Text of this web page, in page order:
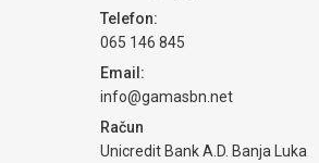
Telefon:
065 146 845
Email:
info@gamasbn.net
Račun
Unicredit Bank A.D. Banja Luka